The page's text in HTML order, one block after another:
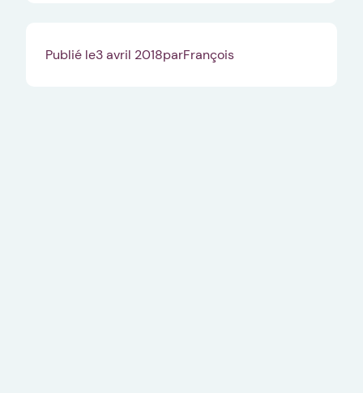
Publié le3 avril 2018parFrançois